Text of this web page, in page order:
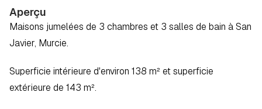
Aperçu
Maisons jumelées de 3 chambres et 3 salles de bain à San
Javier, Murcie.
Superficie intérieure d'environ 138 m² et superficie
extérieure de 143 m².